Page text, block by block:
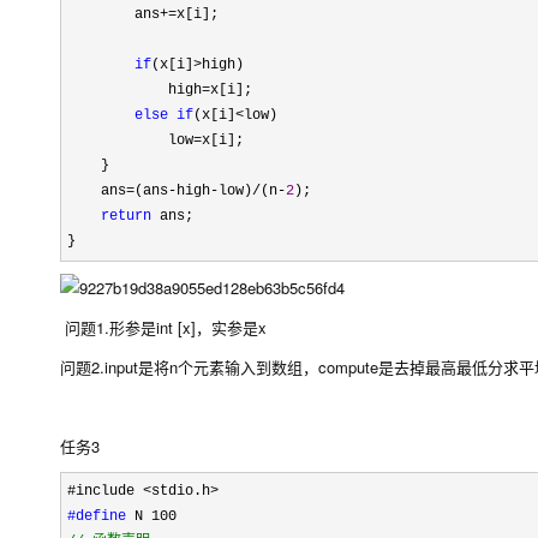
        ans
+=x[i];
if(x[i]>high)
            high
=x[i];
else if(x[i]<low)
            low
=x[i];
    }
    ans
=(ans-high-low)/(n-2 );
return ans;
}
问题1.形参是int [x]，实参是x
问题2.input是将n个元素输入到数组，compute是去掉最高最低分求
任务3
#define